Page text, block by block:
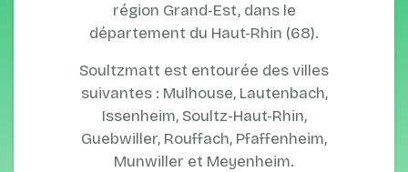
région Grand-Est, dans le
département du Haut-Rhin (68).
Soultzmatt est entourée des villes
suivantes : Mulhouse, Lautenbach,
Issenheim, Soultz-Haut-Rhin,
Guebwiller, Rouffach, Pfaffenheim,
Munwiller et Meyenheim.